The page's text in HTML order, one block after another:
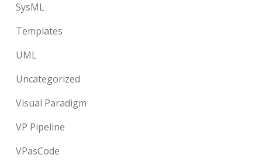
SysML
Templates
UML
Uncategorized
Visual Paradigm
VP Pipeline
VPasCode